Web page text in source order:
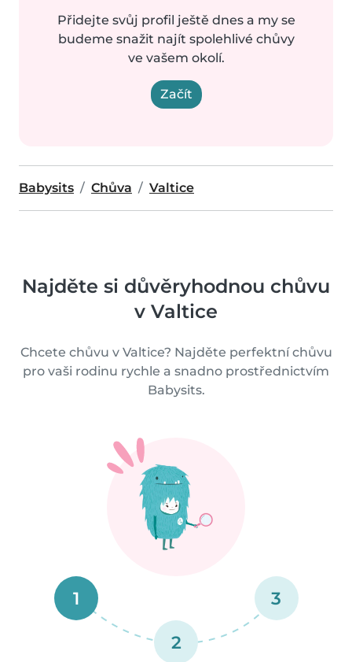
Přidejte svůj profil ještě dnes a my se
budeme snažit najít spolehlivé chůvy
ve vašem okolí.
Začít
Babysits Chůva Valtice
Najděte si důvěryhodnou chůvu
v Valtice
Chcete chůvu v Valtice? Najděte perfektní chůvu
pro vaši rodinu rychle a snadno prostřednictvím
Babysits.
1
2
3